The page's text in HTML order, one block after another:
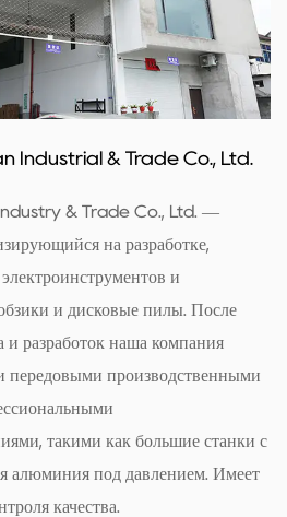
Industrial & Trade Co., Ltd.
& Trade Co., Ltd. —
на разработке,
и
и дисковые пилы. После
и разработок наша компания
передовыми производственными
такими как большие станки с
под давлением. Имеет
качества.